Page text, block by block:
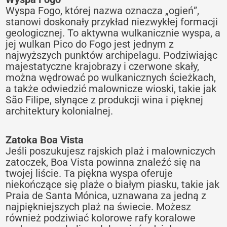
Wyspa Fogo, której nazwa oznacza „ogień”,
stanowi doskonały przykład niezwykłej formacji
geologicznej. To aktywna wulkanicznie wyspa, a
jej wulkan Pico do Fogo jest jednym z
najwyższych punktów archipelagu. Podziwiając
majestatyczne krajobrazy i czerwone skały,
można wędrować po wulkanicznych ścieżkach,
a także odwiedzić malownicze wioski, takie jak
São Filipe, słynące z produkcji wina i pięknej
architektury kolonialnej.
Zatoka Boa Vista
Jeśli poszukujesz rajskich plaż i malowniczych
zatoczek, Boa Vista powinna znaleźć się na
twojej liście. Ta piękna wyspa oferuje
niekończące się plaże o białym piasku, takie jak
Praia de Santa Mónica, uznawana za jedną z
najpiękniejszych plaż na świecie. Możesz
również podziwiać kolorowe rafy koralowe